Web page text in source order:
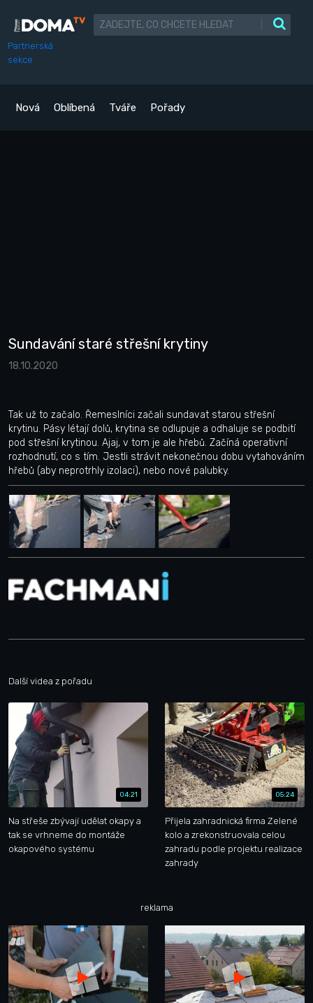
Partnerská
sekce
Nová Oblíbená Tváře Pořady
Sundavání staré střešní krytiny
18.10.2020
Tak už to začalo. Řemeslníci začali sundavat starou střešní
krytinu. Pásy létají dolů, krytina se odlupuje a odhaluje se podbití
pod střešní krytinou. Ajaj, v tom je ale hřebů. Začíná operativní
rozhodnutí, co s tím. Jestli strávit nekonečnou dobu vytahováním
hřebů (aby neprotrhly izolaci), nebo nové palubky.
Další videa z pořadu
04:21
Na střeše zbývají udělat okapy a
tak se vrhneme do montáže
okapového systému
05:24
Přijela zahradnická firma Zelené
kolo a zrekonstruovala celou
zahradu podle projektu realizace
zahrady
reklama